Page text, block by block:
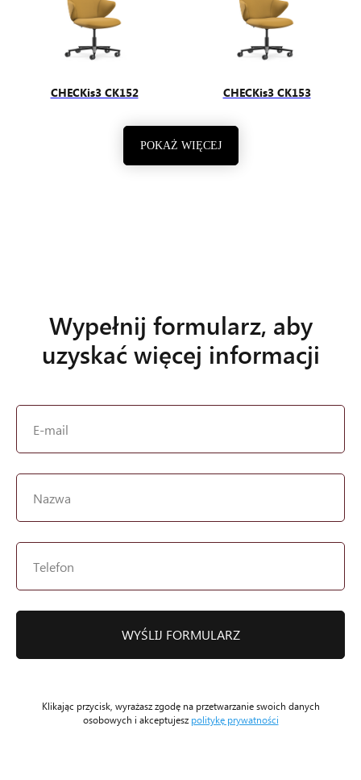
CHECKis3 CK152 CHECKis3 CK153
POKAŻ WIĘCEJ
Wypełnij formularz, aby
uzyskać więcej informacji
WYŚLIJ FORMULARZ
Klikając przycisk, wyrażasz zgodę na przetwarzanie swoich danych
osobowych i akceptujesz politykę prywatności